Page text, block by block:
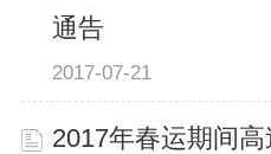
通告
2017-07-21
2017年春运期间